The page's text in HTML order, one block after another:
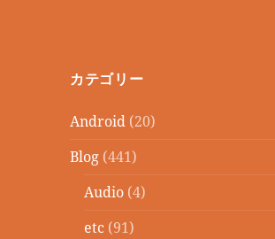
カテゴリー
Android (20)
Blog (441)
Audio (4)
etc (91)